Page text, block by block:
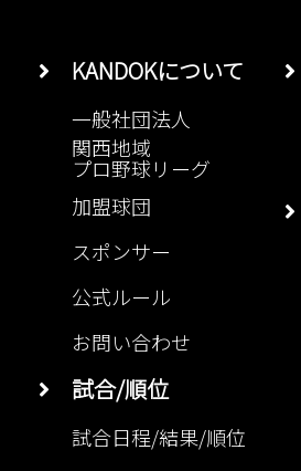
KANDOKについて
一般社団法人
関西地域
プロ野球リーグ
加盟球団
スポンサー
公式ルール
お問い合わせ
試合/順位
試合日程/結果/順位